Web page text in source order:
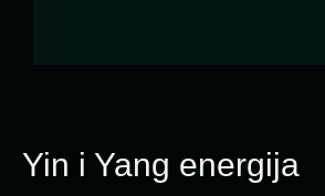
Yin i Yang energija